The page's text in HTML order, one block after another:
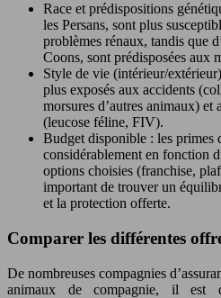
Race et prédispositions
les Persans, sont plus
problèmes rénaux, tandis que
Coons, sont prédisposées aux
Style de vie (intérieur/
plus exposés aux accidents
morsures d’autres animaux) et
(leucose féline, FIV).
Budget disponible : les primes
considérablement en fonction
options choisies (franchise,
important de trouver un
et la protection offerte.
Comparer les différentes
De nombreuses compagnies
animaux de compagnie, il est